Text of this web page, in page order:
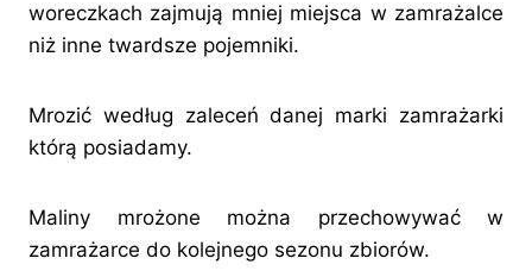
woreczkach zajmują mniej miejsca w zamrażalce
niż inne twardsze pojemniki.
Mrozić według zaleceń danej marki zamrażarki
którą posiadamy.
Maliny mrożone można przechowywać w
zamrażarce do kolejnego sezonu zbiorów.